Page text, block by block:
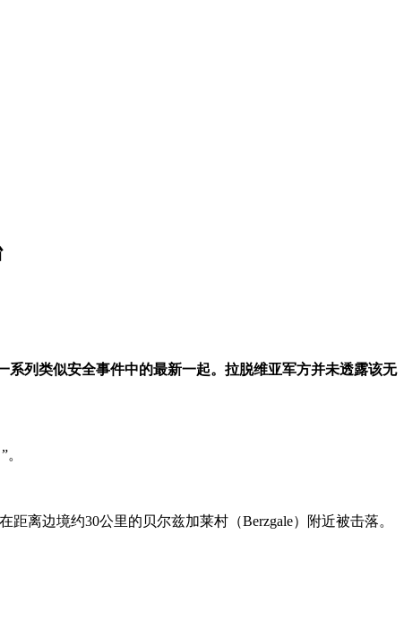
列类似安全事件中的最新一起。拉脱维亚军方并未透露该无
离边境约30公里的贝尔兹加莱村（Berzgale）附近被击落。